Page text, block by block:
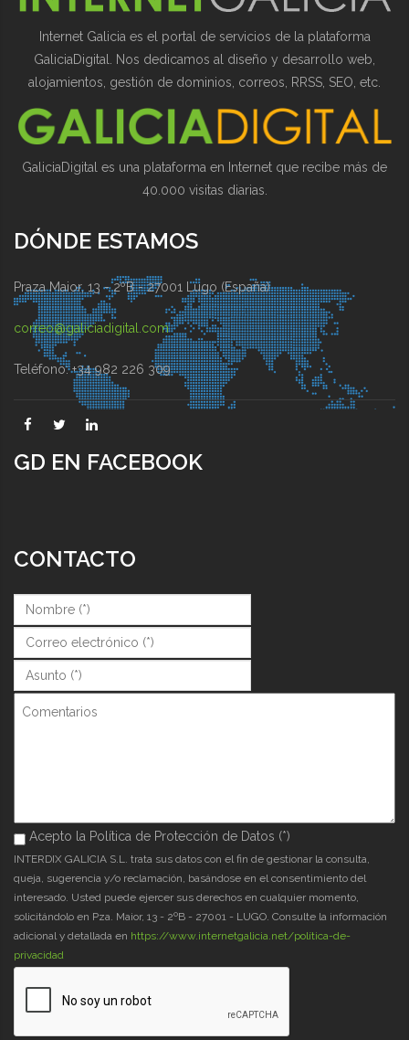
Internet Galicia es el portal de servicios de la plataforma
GaliciaDigital. Nos dedicamos al diseño y desarrollo web,
alojamientos, gestión de dominios, correos, RRSS, SEO, etc.
GaliciaDigital es una plataforma en Internet que recibe más de
40.000 visitas diarias.
DÓNDE ESTAMOS
Praza Maior, 13 - 2ºB - 27001 Lugo (España)
correo@galiciadigital.com
Teléfono: +34 982 226 309
GD EN FACEBOOK
CONTACTO
Nombre (*)*
Correo (*)*
Asunto (*)*
Comentarios
Acepto la Política de Protección de Datos (*)
Acepto la Política de Protección de Datos (*)
INTERDIX GALICIA S.L. trata sus datos con el fin de gestionar la consulta,
queja, sugerencia y/o reclamación, basándose en el consentimiento del
interesado. Usted puede ejercer sus derechos en cualquier momento,
solicitándolo en Pza. Maior, 13 - 2ºB - 27001 - LUGO. Consulte la información
adicional y detallada en https://www.internetgalicia.net/política-de-
privacidad